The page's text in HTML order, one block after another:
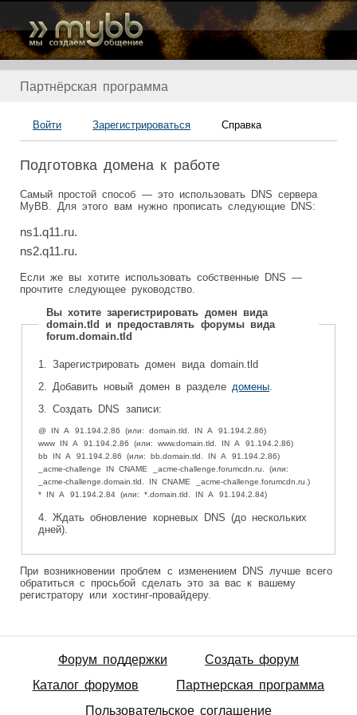
Партнёрская программа
Войти Зарегистрироваться Справка
Подготовка домена к работе
Самый простой способ — это использовать DNS сервера
MyBB. Для этого вам нужно прописать следующие DNS:
ns1.q11.ru.
ns2.q11.ru.
Если же вы хотите использовать собственные DNS —
прочтите следующее руководство.
Вы хотите зарегистрировать домен вида
domain.tld и предоставлять форумы вида
forum.domain.tld
1. Зарегистрировать домен вида domain.tld
2. Добавить новый домен в разделе домены
3. Создать DNS записи:
@ IN A 91.194.2.86 (или: domain.tld. IN A 91.194.2.86)
www IN A 91.194.2.86 (или: www.domain.tld. IN A 91.194.2.86)
bb IN A 91.194.2.86 (или: bb.domain.tld. IN A 91.194.2.86)
_acme-challenge IN CNAME _acme-challenge.forumcdn.ru. (или:
_acme-challenge.domain.tld. IN CNAME _acme-challenge.forumcdn.ru.)
* IN A 91.194.2.84 (или: *.domain.tld. IN A 91.194.2.84)
4. Ждать обновление корневых DNS (до нескольких
дней).
При возникновении проблем с изменением DNS лучше всего
обратиться с просьбой сделать это за вас к вашему
регистратору или хостинг-провайдеру.
Форум поддержки
Создать форум
Каталог форумов
Партнерская программа
Пользовательское соглашение